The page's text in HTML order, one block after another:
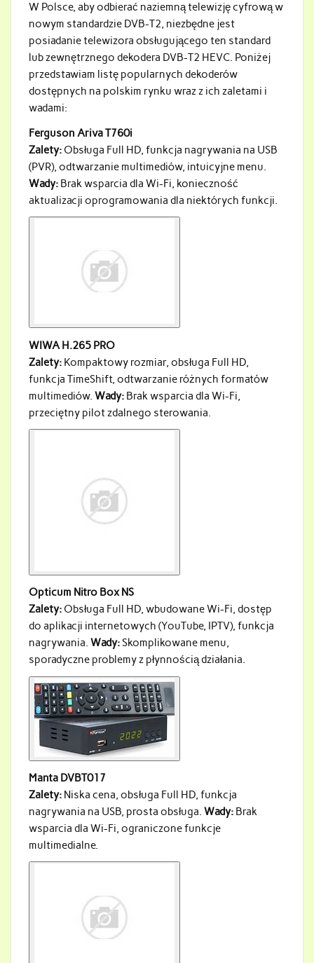
W Polsce, aby odbierać naziemną telewizję cyfrową w
nowym standardzie DVB-T2, niezbędne jest
posiadanie telewizora obsługującego ten standard
lub zewnętrznego dekodera DVB-T2 HEVC. Poniżej
przedstawiam listę popularnych dekoderów
dostępnych na polskim rynku wraz z ich zaletami i
wadami:
Ferguson Ariva T760i
Zalety:Obsługa Full HD, funkcja nagrywania na USB
(PVR), odtwarzanie multimediów, intuicyjne menu.
Wady:Brak wsparcia dla Wi-Fi, konieczność
aktualizacji oprogramowania dla niektórych funkcji.
WIWA H.265 PRO
Zalety:Kompaktowy rozmiar, obsługa Full HD,
funkcja TimeShift, odtwarzanie różnych formatów
multimediów. Wady:Brak wsparcia dla Wi-Fi,
przeciętny pilot zdalnego sterowania.
Opticum Nitro Box NS
Zalety:Obsługa Full HD, wbudowane Wi-Fi, dostęp
do aplikacji internetowych (YouTube, IPTV), funkcja
nagrywania. Wady:Skomplikowane menu,
sporadyczne problemy z płynnością działania.
Manta DVBT017
Zalety:Niska cena, obsługa Full HD, funkcja
nagrywania na USB, prosta obsługa. Wady:Brak
wsparcia dla Wi-Fi, ograniczone funkcje
multimedialne.